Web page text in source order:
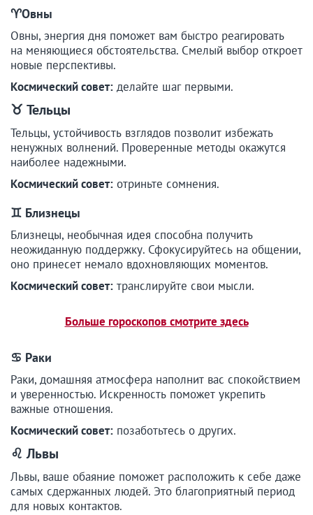
♈️Овны
Овны, энергия дня поможет вам быстро реагировать
на меняющиеся обстоятельства. Смелый выбор откроет
новые перспективы.
Космический совет: делайте шаг первыми.
♉ Тельцы
Тельцы, устойчивость взглядов позволит избежать
ненужных волнений. Проверенные методы окажутся
наиболее надежными.
Космический совет: отриньте сомнения.
♊ Близнецы
Близнецы, необычная идея способна получить
неожиданную поддержку. Сфокусируйтесь на общении,
оно принесет немало вдохновляющих моментов.
Космический совет: транслируйте свои мысли.
Больше гороскопов смотрите здесь
♋ Раки
Раки, домашняя атмосфера наполнит вас спокойствием
и уверенностью. Искренность поможет укрепить
важные отношения.
Космический совет: позаботьтесь о других.
♌ Львы
Львы, ваше обаяние поможет расположить к себе даже
самых сдержанных людей. Это благоприятный период
для новых контактов.